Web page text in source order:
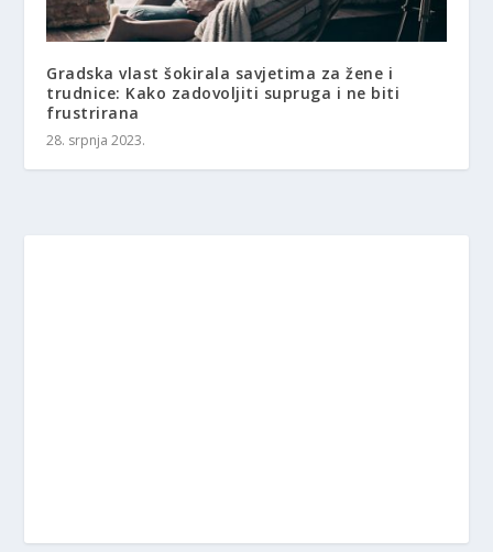
Gradska vlast šokirala savjetima za žene i
trudnice: Kako zadovoljiti supruga i ne biti
frustrirana
28. srpnja 2023.